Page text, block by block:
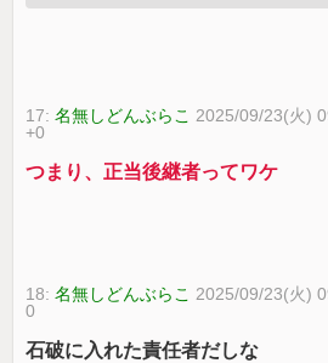
17:名無しどんぶらこ 2025/09/23(火)
+0
つまり、正当後継者ってワケ
18:名無しどんぶらこ 2025/09/23(火)
0
石破に入れた責任者だしな